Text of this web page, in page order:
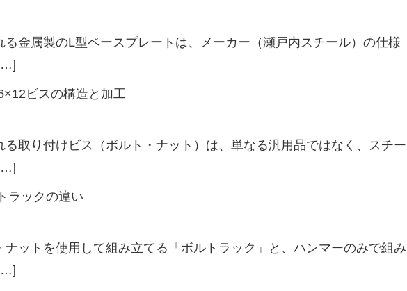
金属製のL型ベースプレートは、メーカー（瀬戸内スチール）の仕様
ビスの構造と加工
取り付けビス（ボルト・ナット）は、単なる汎用品ではなく、スチー
ラックの違い
ナットを使用して組み立てる「ボルトラック」と、ハンマーのみで組み